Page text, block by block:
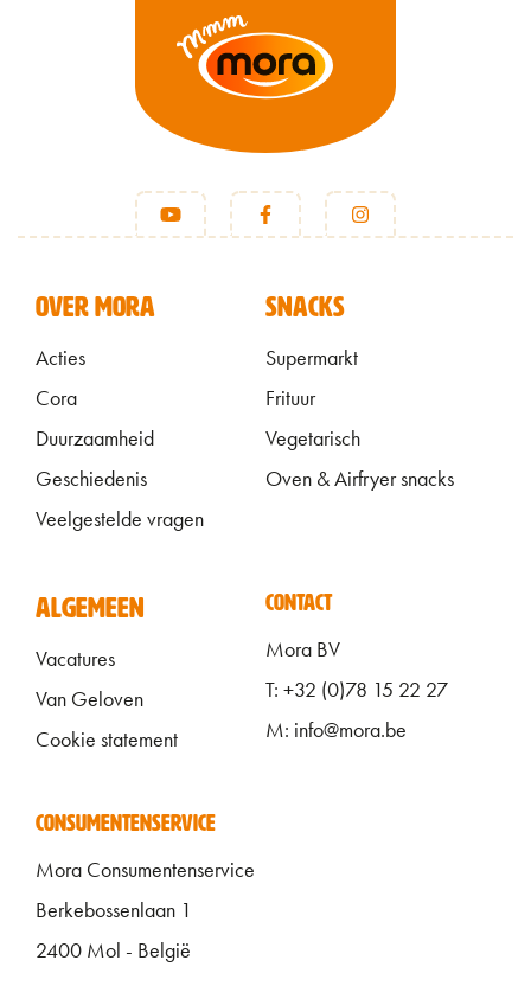
VOET
OVER MORA
Acties
Cora
Duurzaamheid
Geschiedenis
Veelgestelde vragen
SNACKS
Supermarkt
Frituur
Vegetarisch
Oven & Airfryer snacks
ALGEMEEN FOOTER
ALGEMEEN
Vacatures
Van Geloven
Cookie statement
CONTACT
Mora BV
T: +32 (0)78 15 22 27
M: info@mora.be
CONSUMENTENSERVICE
Mora Consumentenservice
Berkebossenlaan 1
2400 Mol - België